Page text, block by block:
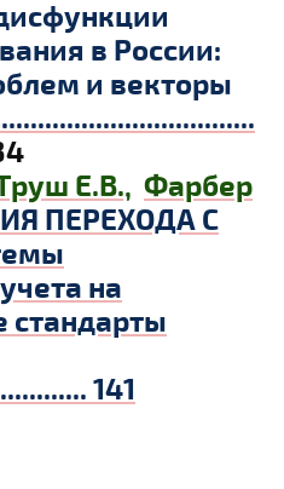
в России:
и векторы
Е.В., Фарбер
ПЕРЕХОДА С
на
141